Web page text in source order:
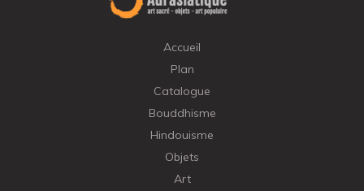
Accueil
Plan
Catalogue
Bouddhisme
Hindouisme
Objets
Art